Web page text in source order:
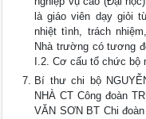
là giáo viên dạy giỏi
nhiệt tình, trách
Nhà trường có tương
I.2. Cơ cấu tổ chức bộ
Bí thư chi bộ
NHÀ CT Công đoàn
VĂN SƠN BT Chi